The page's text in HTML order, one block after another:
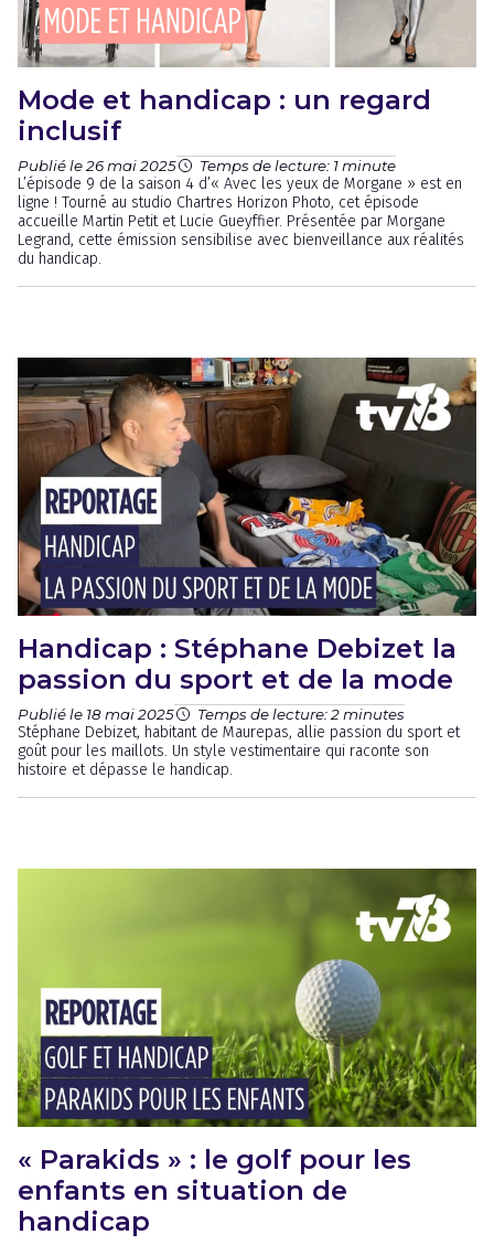
Mode et handicap : un regard
inclusif
Publié le 26 mai 2025 Temps de lecture: 1 minute
L’épisode 9 de la saison 4 d’« Avec les yeux de Morgane » est en
ligne ! Tourné au studio Chartres Horizon Photo, cet épisode
accueille Martin Petit et Lucie Gueyffier. Présentée par Morgane
Legrand, cette émission sensibilise avec bienveillance aux réalités
du handicap.
Handicap : Stéphane Debizet la
passion du sport et de la mode
Publié le 18 mai 2025 Temps de lecture: 2 minutes
Stéphane Debizet, habitant de Maurepas, allie passion du sport et
goût pour les maillots. Un style vestimentaire qui raconte son
histoire et dépasse le handicap.
« Parakids » : le golf pour les
enfants en situation de
handicap